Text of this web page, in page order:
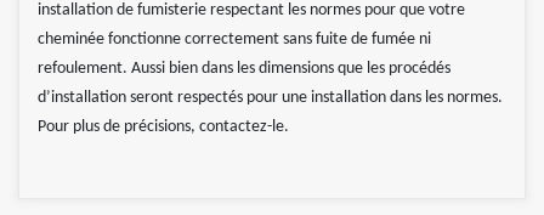
installation de fumisterie respectant les normes pour que votre
cheminée fonctionne correctement sans fuite de fumée ni
refoulement. Aussi bien dans les dimensions que les procédés
d’installation seront respectés pour une installation dans les normes.
Pour plus de précisions, contactez-le.